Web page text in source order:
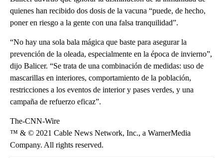
quienes han recibido dos dosis de la vacuna “puede, de hecho,
poner en riesgo a la gente con una falsa tranquilidad”.
“No hay una sola bala mágica que baste para asegurar la
prevención de la oleada, especialmente en la época de invierno”,
dijo Balicer. “Se trata de una combinación de medidas: uso de
mascarillas en interiores, comportamiento de la población,
restricciones a los eventos de interior y pases verdes, y una
campaña de refuerzo eficaz”.
The-CNN-Wire
™ & © 2021 Cable News Network, Inc., a WarnerMedia
Company. All rights reserved.